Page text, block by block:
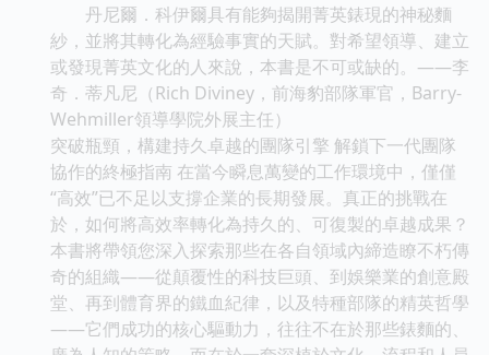
丹尼爾．科伊爾具有能夠揭開菁英錶現的神秘麵
紗，並將其轉化為經驗事實的天賦。對希望領導、建立
或發現菁英文化的人來說，本書是不可或缺的。——李
奇．蒂凡尼（Rich Diviney，前海豹部隊軍官，Barry-
Wehmiller領導學院外展主任）
突破瓶頸，構建持久卓越的團隊引擎 解鎖下一代團隊
協作的終極指南 在當今瞬息萬變的工作環境中，僅僅
“高效”已不足以支撐企業的長期發展。真正的挑戰在
於，如何將高效率轉化為持久的、可復製的卓越成果？
本書將帶領您深入探索那些在各自領域內締造瞭不朽傳
奇的組織——從顛覆性的科技巨頭、到娛樂業的創意殿
堂、再到體育界的鐵血紀律，以及特種部隊的精英哲學
——它們成功的核心驅動力，往往不在於那些錶麵的、